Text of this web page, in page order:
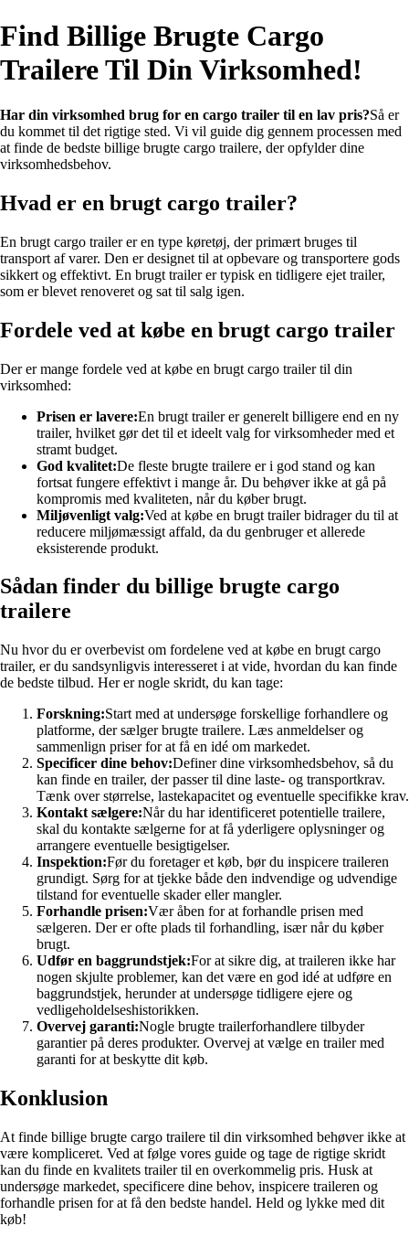
Find Billige Brugte Cargo
Trailere Til Din Virksomhed!
Har din virksomhed brug for en cargo trailer til en lav pris?Så er
du kommet til det rigtige sted. Vi vil guide dig gennem processen med
at finde de bedste billige brugte cargo trailere, der opfylder dine
virksomhedsbehov.
Hvad er en brugt cargo trailer?
En brugt cargo trailer er en type køretøj, der primært bruges til
transport af varer. Den er designet til at opbevare og transportere gods
sikkert og effektivt. En brugt trailer er typisk en tidligere ejet trailer,
som er blevet renoveret og sat til salg igen.
Fordele ved at købe en brugt cargo trailer
Der er mange fordele ved at købe en brugt cargo trailer til din
virksomhed:
Prisen er lavere:En brugt trailer er generelt billigere end en ny
trailer, hvilket gør det til et ideelt valg for virksomheder med et
stramt budget.
God kvalitet:De fleste brugte trailere er i god stand og kan
fortsat fungere effektivt i mange år. Du behøver ikke at gå på
kompromis med kvaliteten, når du køber brugt.
Miljøvenligt valg:Ved at købe en brugt trailer bidrager du til at
reducere miljømæssigt affald, da du genbruger et allerede
eksisterende produkt.
Sådan finder du billige brugte cargo
trailere
Nu hvor du er overbevist om fordelene ved at købe en brugt cargo
trailer, er du sandsynligvis interesseret i at vide, hvordan du kan finde
de bedste tilbud. Her er nogle skridt, du kan tage:
Forskning:Start med at undersøge forskellige forhandlere og
platforme, der sælger brugte trailere. Læs anmeldelser og
sammenlign priser for at få en idé om markedet.
Specificer dine behov:Definer dine virksomhedsbehov, så du
kan finde en trailer, der passer til dine laste- og transportkrav.
Tænk over størrelse, lastekapacitet og eventuelle specifikke krav.
Kontakt sælgere:Når du har identificeret potentielle trailere,
skal du kontakte sælgerne for at få yderligere oplysninger og
arrangere eventuelle besigtigelser.
Inspektion:Før du foretager et køb, bør du inspicere traileren
grundigt. Sørg for at tjekke både den indvendige og udvendige
tilstand for eventuelle skader eller mangler.
Forhandle prisen:Vær åben for at forhandle prisen med
sælgeren. Der er ofte plads til forhandling, især når du køber
brugt.
Udfør en baggrundstjek:For at sikre dig, at traileren ikke har
nogen skjulte problemer, kan det være en god idé at udføre en
baggrundstjek, herunder at undersøge tidligere ejere og
vedligeholdelseshistorikken.
Overvej garanti:Nogle brugte trailerforhandlere tilbyder
garantier på deres produkter. Overvej at vælge en trailer med
garanti for at beskytte dit køb.
Konklusion
At finde billige brugte cargo trailere til din virksomhed behøver ikke at
være kompliceret. Ved at følge vores guide og tage de rigtige skridt
kan du finde en kvalitets trailer til en overkommelig pris. Husk at
undersøge markedet, specificere dine behov, inspicere traileren og
forhandle prisen for at få den bedste handel. Held og lykke med dit
køb!